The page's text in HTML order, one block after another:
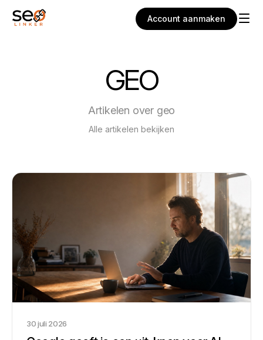
Account aanmaken
GEO
Artikelen over geo
Alle artikelen bekijken
30 juli 2026